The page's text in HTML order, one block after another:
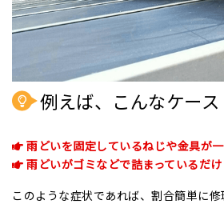
例えば、こんなケース
雨どいを固定しているねじや金具が
雨どいがゴミなどで詰まっているだけ
このような症状であれば、割合簡単に